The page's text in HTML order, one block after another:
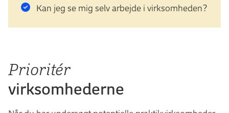
Kan jeg se mig selv arbejde i virksomheden?
Prioritér
virksomhederne